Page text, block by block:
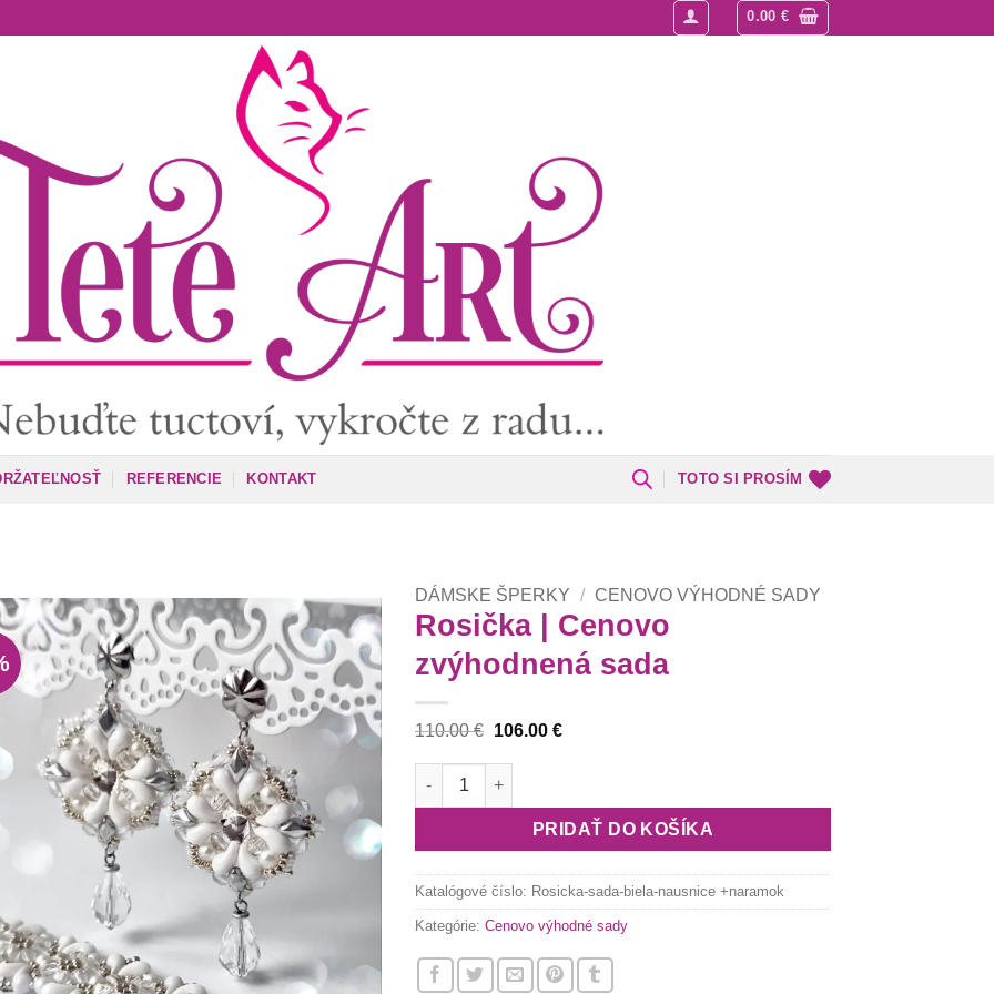
0.00€
REFERENCIE KONTAKT TOTO SI PROSÍM
Túto
krasotinku
si prosím
DÁMSKE ŠPERKY / CENOVO VÝHODNÉ SADY
Rosička | Cenovo
zvýhodnená sada
110.00€ Pôvodná
bola:
110.00 €.
106.00 €Aktuálna
množstvo Rosička | Cenovo zvýhodnená sada
PRIDAŤ DO KOŠÍKA
Katalógové číslo: Rosicka-sada-biela-nausnice +naramok
Kategórie: Cenovo výhodné sady